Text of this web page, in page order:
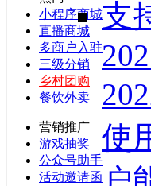
小程序商城
直播商城
多商户入驻
三级分销
乡村团购
餐饮外卖
营销推广
游戏抽奖
公众号助手
活动邀请函
支
使